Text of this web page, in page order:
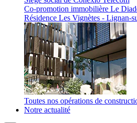
Co-promotion immobilière Le
Résidence Les Vignètes - Lignan-
Toutes nos opérations de
Notre actualité